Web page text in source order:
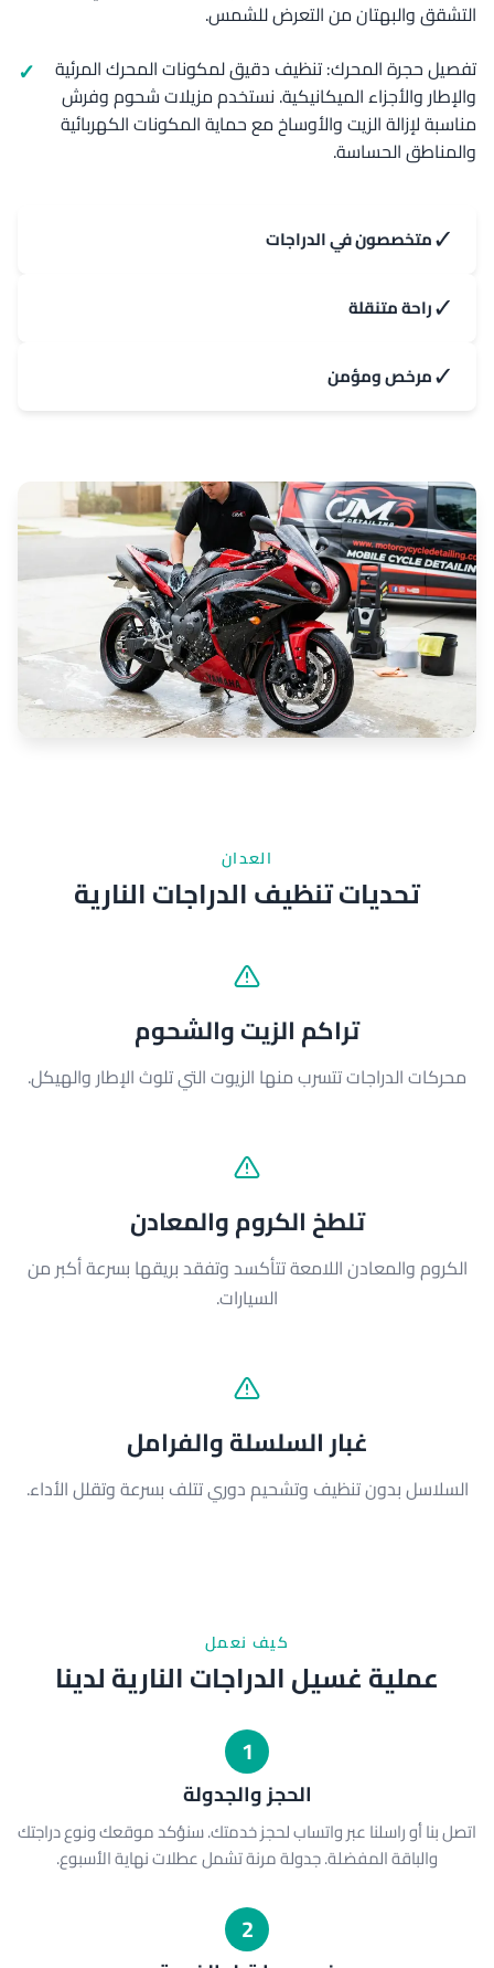
التشقق والبهتان من التعرض للشمس.
تفصيل حجرة المحرك: تنظيف دقيق لمكونات المحرك المرئية
والإطار والأجزاء الميكانيكية. نستخدم مزيلات شحوم وفرش
مناسبة لإزالة الزيت والأوساخ مع حماية المكونات الكهربائية
والمناطق الحساسة.
✓متخصصون في الدراجات
✓راحة متنقلة
✓مرخص ومؤمن
العدان
تحديات تنظيف الدراجات النارية
تراكم الزيت والشحوم
محركات الدراجات تتسرب منها الزيوت التي تلوث الإطار والهيكل.
تلطخ الكروم والمعادن
الكروم والمعادن اللامعة تتأكسد وتفقد بريقها بسرعة أكبر من
السيارات.
غبار السلسلة والفرامل
السلاسل بدون تنظيف وتشحيم دوري تتلف بسرعة وتقلل الأداء.
كيف نعمل
عملية غسيل الدراجات النارية لدينا
1
الحجز والجدولة
اتصل بنا أو راسلنا عبر واتساب لحجز خدمتك. سنؤكد موقعك ونوع دراجتك
والباقة المفضلة. جدولة مرنة تشمل عطلات نهاية الأسبوع.
2